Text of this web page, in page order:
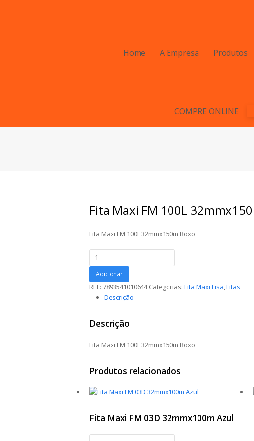
Home A Empresa Produtos
COMPRE ONLINE
Fita Maxi FM 100L
Fita Maxi FM 100L 32mmx150m Roxo
Fita
Maxi
FM
100L
32mmx150m
Adicionar
REF: 7893541010644 Categorias: Fita Maxi Lisa,Fitas
Descrição
Descrição
Fita Maxi FM 100L 32mmx150m Roxo
Produtos relacionados
Fita Maxi FM 03D 32mmx100m Azul
Fita